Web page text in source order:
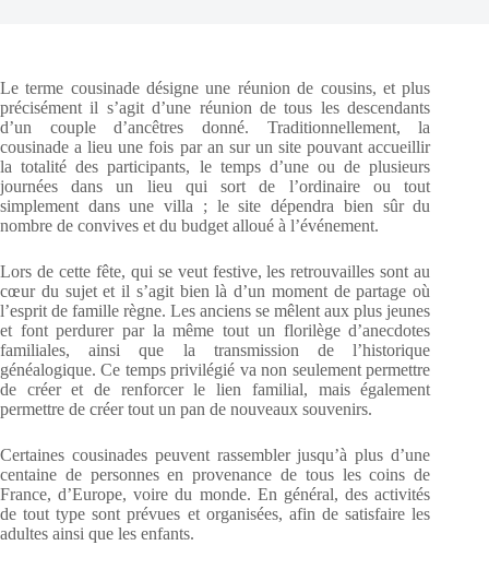
Le terme cousinade désigne une réunion de cousins, et plus
précisément il s’agit d’une réunion de tous les descendants
d’un couple d’ancêtres donné. Traditionnellement, la
cousinade a lieu une fois par an sur un site pouvant accueillir
la totalité des participants, le temps d’une ou de plusieurs
journées dans un lieu qui sort de l’ordinaire ou tout
simplement dans une villa ; le site dépendra bien sûr du
nombre de convives et du budget alloué à l’événement.
Lors de cette fête, qui se veut festive, les retrouvailles sont au
cœur du sujet et il s’agit bien là d’un moment de partage où
l’esprit de famille règne. Les anciens se mêlent aux plus jeunes
et font perdurer par la même tout un florilège d’anecdotes
familiales, ainsi que la transmission de l’historique
généalogique. Ce temps privilégié va non seulement permettre
de créer et de renforcer le lien familial, mais également
permettre de créer tout un pan de nouveaux souvenirs.
Certaines cousinades peuvent rassembler jusqu’à plus d’une
centaine de personnes en provenance de tous les coins de
France, d’Europe, voire du monde. En général, des activités
de tout type sont prévues et organisées, afin de satisfaire les
adultes ainsi que les enfants.